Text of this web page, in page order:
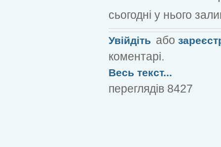
сьогодні у нього
Увійдіть або
коментарі.
Весь текст...
переглядів 8427